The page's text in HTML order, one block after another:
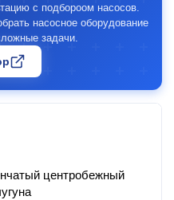
с подбороом насосов.
насосное оборудование
задачи.